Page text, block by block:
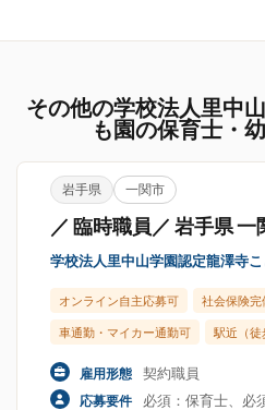
その他の学校法人里中
も園の保育士・
岩手県 一関市
／ 臨時職員／ 岩手県 一
学校法人里中山学園認定龍澤寺
オンライン自主応募可 社会保険完
車通勤・マイカー通勤可 駅近（徒
雇用形態 契約職員
応募要件
必須：保育士、必